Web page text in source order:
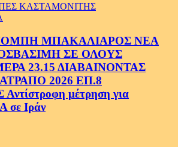
ΚΑΣΤΑΜΟΝΙΤΗΣ
ΜΠΑΚΑΛΙΑΡΟΣ ΝΕΑ
ΣΕ ΟΛΟΥΣ
23.15 ΔΙΑΒΑΙΝΟΝΤΑΣ
2026 ΕΠ.8
μέτρηση για
σε Ιράν